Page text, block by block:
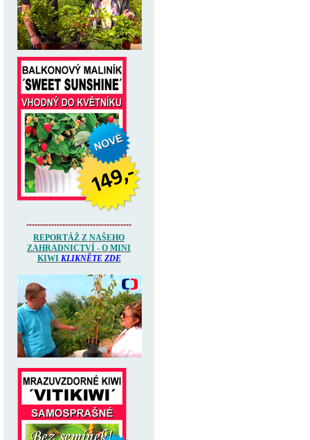
--------------------------------------
REPORTÁŽ Z NAŠEHO
ZAHRADNICTVÍ - O MINI
KIWI KLIKNĚTE ZDE